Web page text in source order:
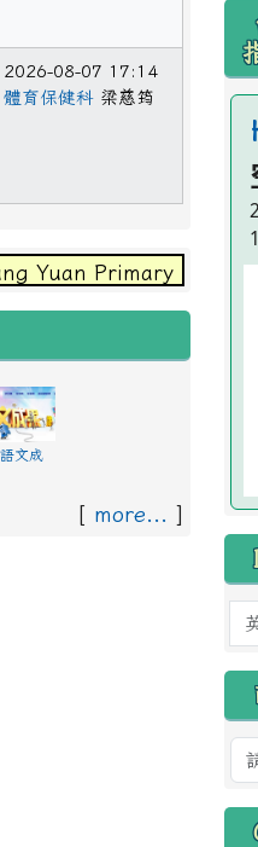
2026-08-07 17:14
體育保健科 梁慈筠
Yuan Primary
文成
[ more... ]